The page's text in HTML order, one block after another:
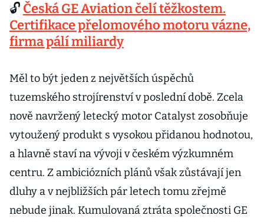
🔓 Česká GE Aviation čelí těžkostem.
Certifikace přelomového motoru vázne,
firma pálí miliardy
Měl to být jeden z největších úspěchů
tuzemského strojírenství v poslední době. Zcela
nově navržený letecký motor Catalyst zosobňuje
vytoužený produkt s vysokou přidanou hodnotou,
a hlavně staví na vývoji v českém výzkumném
centru. Z ambiciózních plánů však zůstávají jen
dluhy a v nejbližších pár letech tomu zřejmě
nebude jinak. Kumulovaná ztráta společnosti GE